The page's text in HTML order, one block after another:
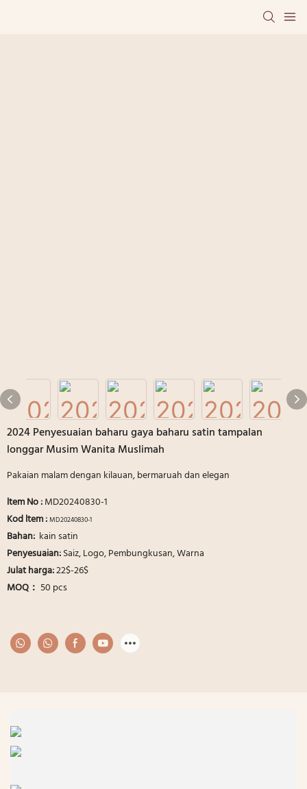
2024 Penyesuaian baharu gaya baharu satin tampalan
longgar Musim Wanita Muslimah
Pakaian malam dengan kilauan, bermaruah dan elegan
ltem No:MD20240830-1
Kod ltem :MD20240830-1
Bahan: kain satin
Penyesuaian:Saiz, Logo, Pembungkusan, Warna
Julat harga:22$-26$
MOQ： 50 pcs